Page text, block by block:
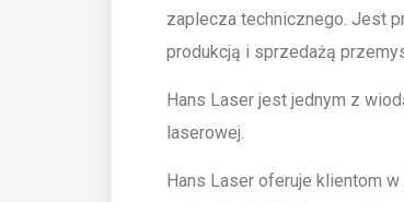
zaplecza technicznego. Jest
produkcją i sprzedażą
Hans Laser jest jednym z
laserowej.
Hans Laser oferuje klientom